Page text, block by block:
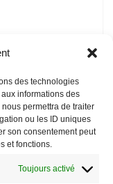
des technologies
informations des
permettra de traiter
ou les ID uniques
son consentement peut
et fonctions.
Toujours activé
7 8 9